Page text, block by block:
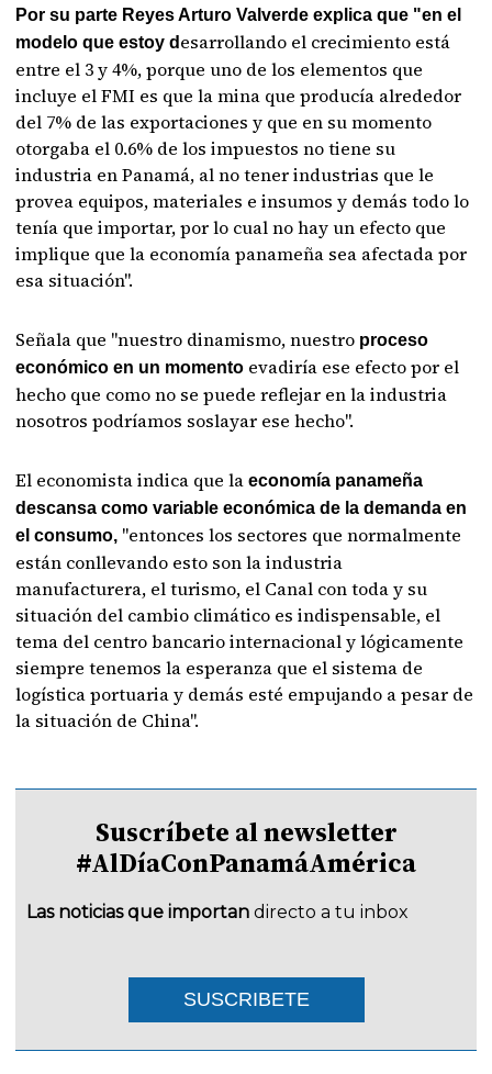
Por su parte Reyes Arturo Valverde explica que "en el
modelo que estoy d esarrollando el crecimiento está
entre el 3 y 4%, porque uno de los elementos que
incluye el FMI es que la mina que producía alrededor
del 7% de las exportaciones y que en su momento
otorgaba el 0.6% de los impuestos no tiene su
industria en Panamá, al no tener industrias que le
provea equipos, materiales e insumos y demás todo lo
tenía que importar, por lo cual no hay un efecto que
implique que la economía panameña sea afectada por
esa situación".
Señala que "nuestro dinamismo, nuestro proceso
económico en un momento evadiría ese efecto por el
hecho que como no se puede reflejar en la industria
nosotros podríamos soslayar ese hecho".
El economista indica que laeconomía panameña
descansa como variable económica de la demanda en
el consumo, "entonces los sectores que normalmente
están conllevando esto son la industria
manufacturera, el turismo, el Canal con toda y su
situación del cambio climático es indispensable, el
tema del centro bancario internacional y lógicamente
siempre tenemos la esperanza que el sistema de
logística portuaria y demás esté empujando a pesar de
la situación de China".
Suscríbete al newsletter
#AlDíaConPanamáAmérica
Las noticias que importan directo a tu inbox
SUSCRIBETE